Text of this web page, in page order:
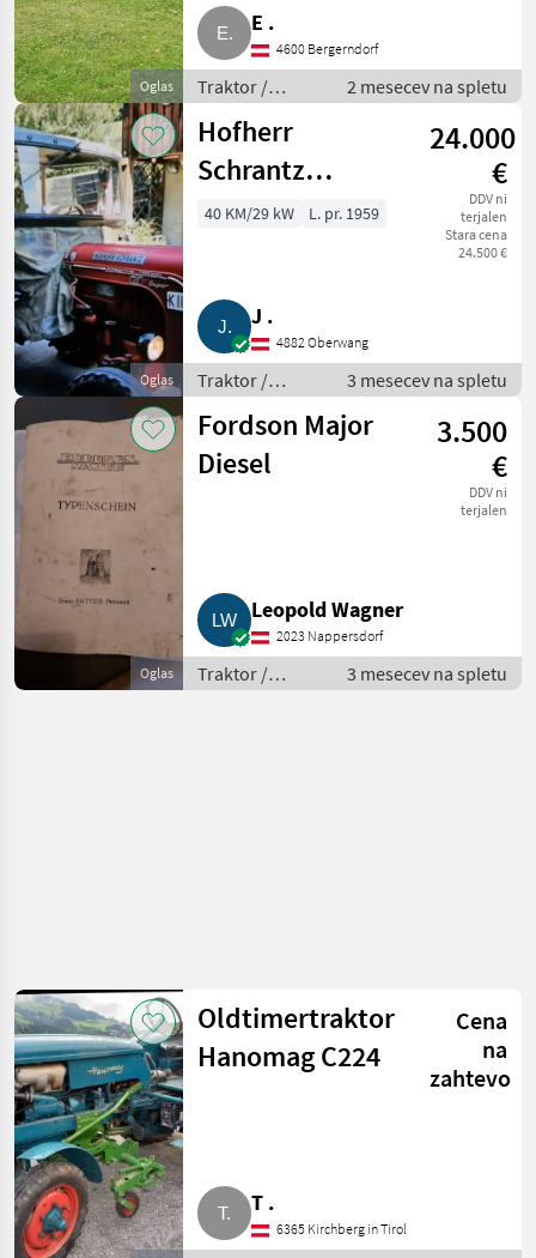
Oglas
E .
4600 Bergerndorf
Traktor /
Standardni
traktor
2 mesecev na spletu
Oglas
Hofherr
Schrantz
Porsche Diesel
24.000
€
DDV ni
terjalen
Stara cena
24.500 €
40 KM/29 kW L. pr. 1959
J .
4882 Oberwang
Traktor /
Standardni
traktor
3 mesecev na spletu
Oglas
Fordson Major
Diesel
3.500
€
DDV ni
terjalen
Leopold Wagner
2023 Nappersdorf
Traktor /
Standardni
3 mesecev na spletu
Oldtimertraktor
Hanomag C224
Cena
na
zahtevo
T .
6365 Kirchberg in Tirol